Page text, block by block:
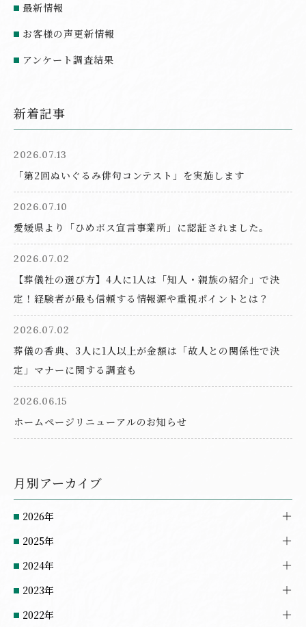
最新情報
お客様の声更新情報
アンケート調査結果
新着記事
2026.07.13
「第2回ぬいぐるみ俳句コンテスト」を実施します
2026.07.10
愛媛県より「ひめボス宣言事業所」に認証されました。
2026.07.02
【葬儀社の選び方】4人に1人は「知人・親族の紹介」で決
定！経験者が最も信頼する情報源や重視ポイントとは？
2026.07.02
葬儀の香典、3人に1人以上が金額は「故人との関係性で決
定」マナーに関する調査も
2026.06.15
ホームページリニューアルのお知らせ
月別アーカイブ
2026年
2025年
2024年
2023年
2022年